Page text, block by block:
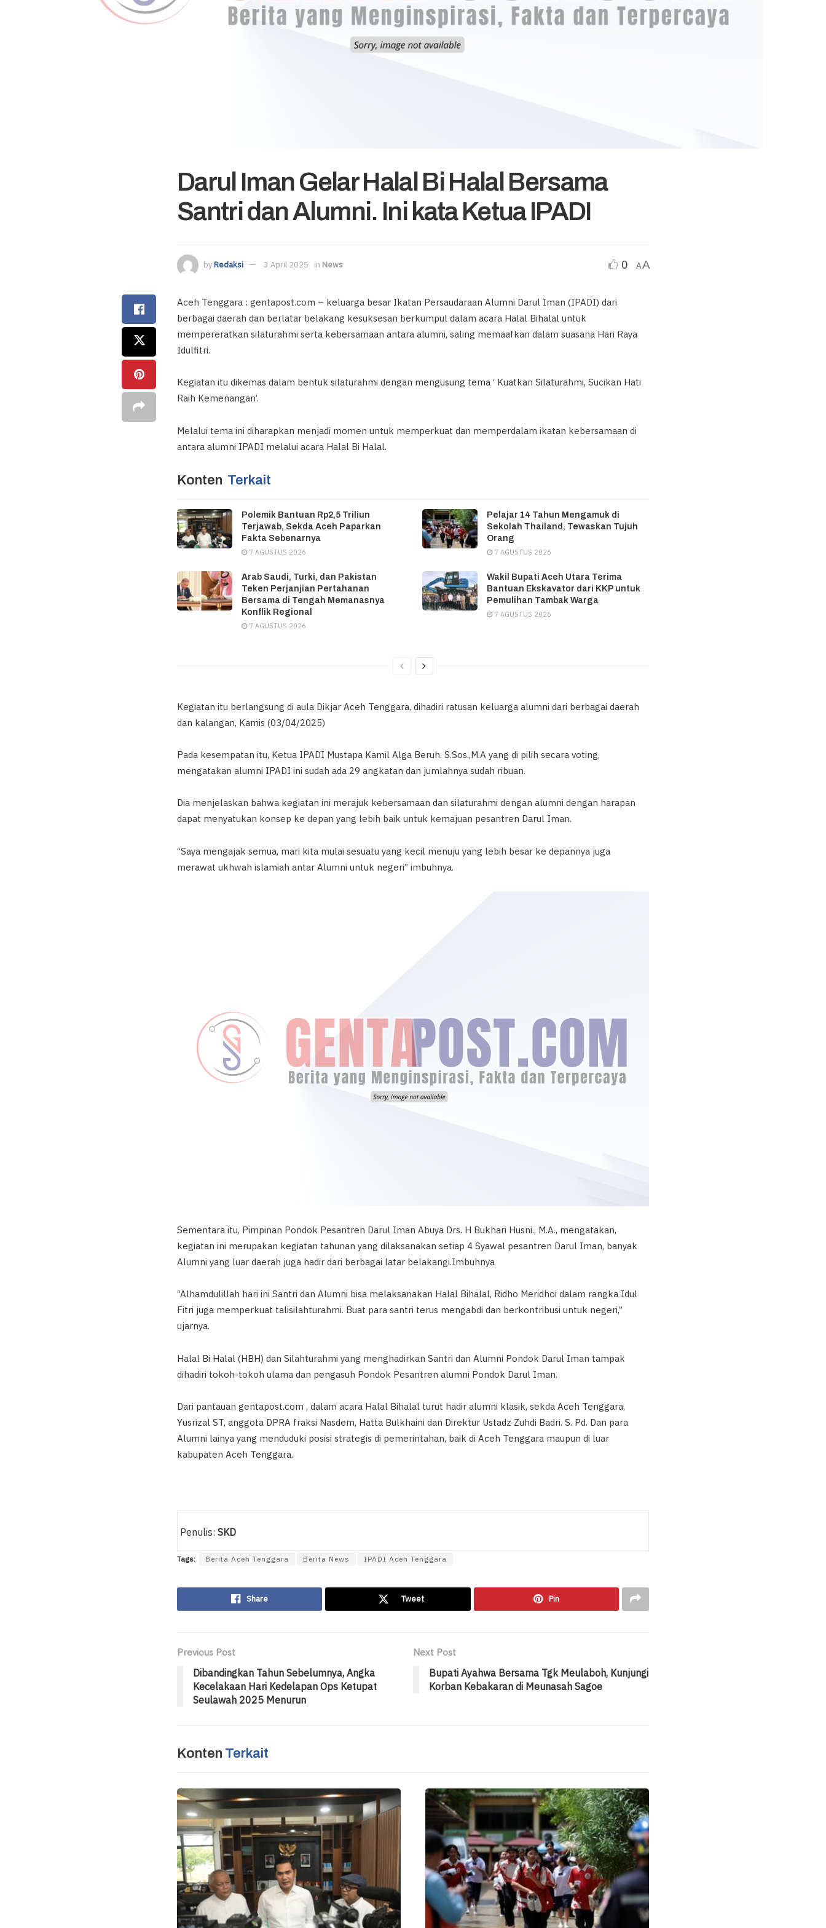
Darul Iman Gelar Halal Bi Halal Bersama
Santri dan Alumni. Ini kata Ketua IPADI
byRedaksi 3 April 2025 in News 0 AA
Aceh Tenggara : gentapost.com – keluarga besar Ikatan Persaudaraan Alumni Darul Iman (IPADI) dari
berbagai daerah dan berlatar belakang kesuksesan berkumpul dalam acara Halal Bihalal untuk
mempereratkan silaturahmi serta kebersamaan antara alumni, saling memaafkan dalam suasana Hari Raya
Idulfitri.
Kegiatan itu dikemas dalam bentuk silaturahmi dengan mengusung tema ‘ Kuatkan Silaturahmi, Sucikan Hati
Raih Kemenangan’.
Melalui tema ini diharapkan menjadi momen untuk memperkuat dan memperdalam ikatan kebersamaan di
antara alumni IPADI melalui acara Halal Bi Halal.
Konten Terkait
Polemik Bantuan Rp2,5 Triliun
Terjawab, Sekda Aceh Paparkan
Fakta Sebenarnya
7 AGUSTUS 2026
Pelajar 14 Tahun Mengamuk di
Sekolah Thailand, Tewaskan Tujuh
Orang
7 AGUSTUS 2026
Arab Saudi, Turki, dan Pakistan
Teken Perjanjian Pertahanan
Bersama di Tengah Memanasnya
Konflik Regional
7 AGUSTUS 2026
Wakil Bupati Aceh Utara Terima
Bantuan Ekskavator dari KKP untuk
Pemulihan Tambak Warga
7 AGUSTUS 2026
Kegiatan itu berlangsung di aula Dikjar Aceh Tenggara, dihadiri ratusan keluarga alumni dari berbagai daerah
dan kalangan, Kamis (03/04/2025)
Pada kesempatan itu, Ketua IPADI Mustapa Kamil Alga Beruh. S.Sos.,M.A yang di pilih secara voting,
mengatakan alumni IPADI ini sudah ada 29 angkatan dan jumlahnya sudah ribuan.
Dia menjelaskan bahwa kegiatan ini merajuk kebersamaan dan silaturahmi dengan alumni dengan harapan
dapat menyatukan konsep ke depan yang lebih baik untuk kemajuan pesantren Darul Iman.
“Saya mengajak semua, mari kita mulai sesuatu yang kecil menuju yang lebih besar ke depannya juga
merawat ukhwah islamiah antar Alumni untuk negeri” imbuhnya.
Sementara itu, Pimpinan Pondok Pesantren Darul Iman Abuya Drs. H Bukhari Husni., M.A., mengatakan,
kegiatan ini merupakan kegiatan tahunan yang dilaksanakan setiap 4 Syawal pesantren Darul Iman, banyak
Alumni yang luar daerah juga hadir dari berbagai latar belakangi.Imbuhnya
“Alhamdulillah hari ini Santri dan Alumni bisa melaksanakan Halal Bihalal, Ridho Meridhoi dalam rangka Idul
Fitri juga memperkuat talisilahturahmi. Buat para santri terus mengabdi dan berkontribusi untuk negeri,”
ujarnya.
Halal Bi Halal (HBH) dan Silahturahmi yang menghadirkan Santri dan Alumni Pondok Darul Iman tampak
dihadiri tokoh-tokoh ulama dan pengasuh Pondok Pesantren alumni Pondok Darul Iman.
Dari pantauan gentapost.com , dalam acara Halal Bihalal turut hadir alumni klasik, sekda Aceh Tenggara,
Yusrizal ST, anggota DPRA fraksi Nasdem, Hatta Bulkhaini dan Direktur Ustadz Zuhdi Badri. S. Pd. Dan para
Alumni lainya yang menduduki posisi strategis di pemerintahan, baik di Aceh Tenggara maupun di luar
kabupaten Aceh Tenggara.
Penulis: SKD
Tags: Berita Aceh Tenggara Berita News IPADI Aceh Tenggara
Share Tweet Pin
Previous Post
Dibandingkan Tahun Sebelumnya, Angka
Kecelakaan Hari Kedelapan Ops Ketupat
Seulawah 2025 Menurun
Next Post
Bupati Ayahwa Bersama Tgk Meulaboh, Kunjungi
Korban Kebakaran di Meunasah Sagoe
Konten Terkait